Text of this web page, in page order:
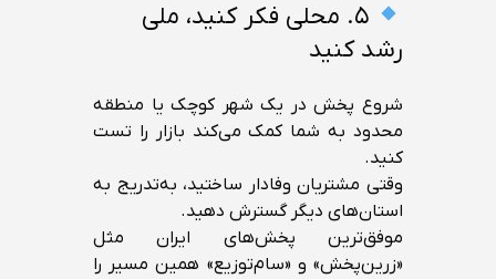
۵. محلی فکر کنید، ملی
رشد کنید
شروع پخش در یک شهر کوچک یا منطقه
محدود به شما کمک می‌کند بازار را تست
کنید.
وقتی مشتریان وفادار ساختید، به‌تدریج به
استان‌های دیگر گسترش دهید.
موفق‌ترین پخش‌های ایران مثل
«زرین‌پخش» و «سام‌توزیع» همین مسیر را